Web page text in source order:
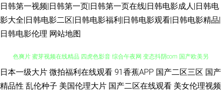
日韩第一视频|日韩第一页|日韩第一页在线|日韩电影成人|日韩电
影大全|日韩电影二区|日韩电影福利|日韩电影观看|日韩电影精品|
日韩电影伦理 网站地图
日本福利电影院 六月天成人导航 91极品在线 大香蕉伊人網 国产午夜高清 黄
日本一级大片 微拍福利在线观看 91香蕉APP 国产二区三区 国产
精品性 乱伦种子 美国伦理大片 国产二区在线观看 美女伦理视频